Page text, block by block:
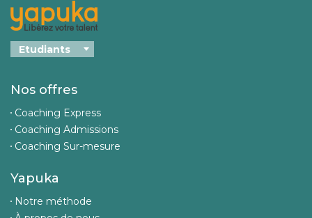
Nos offres
Coaching Express
Coaching Admissions
Coaching Sur-mesure
Yapuka
Notre méthode